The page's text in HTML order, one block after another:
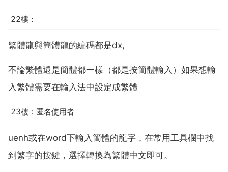
22樓：
繁體龍與簡體龍的編碼都是dx,
不論繁體還是簡體都一樣（都是按簡體輸入）如果想輸
入繁體需要在輸入法中設定成繁體
23樓：匿名使用者
uenh或在word下輸入簡體的龍字，在常用工具欄中找
到繁字的按鍵，選擇轉換為繁體中文即可。